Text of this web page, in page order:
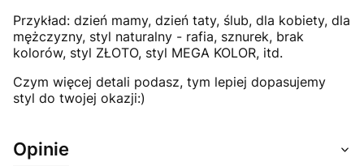
Przykład: dzień mamy, dzień taty, ślub, dla kobiety, dla
mężczyzny, styl naturalny - rafia, sznurek, brak
kolorów, styl ZŁOTO, styl MEGA KOLOR, itd.
Czym więcej detali podasz, tym lepiej dopasujemy
styl do twojej okazji:)
Opinie